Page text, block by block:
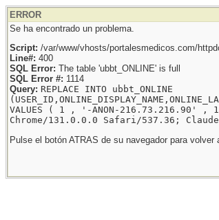
ERROR
Se ha encontrado un problema.
Script: /var/www/vhosts/portalesmedicos.com/
Line#: 400
SQL Error: The table 'ubbt_ONLINE' is full
SQL Error #: 1114
Query: REPLACE INTO ubbt_ONLINE
VALUES ( 1 , '-ANON-
Chrome/131.0.0.0 Safari/537.36;
Pulse el botón ATRAS de su navegador para volver